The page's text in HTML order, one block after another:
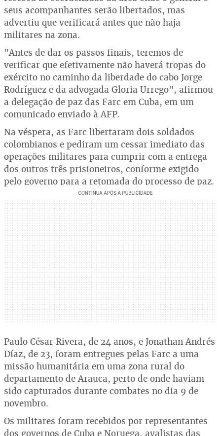
seus acompanhantes serão libertados, mas
advertiu que verificará antes que não haja
militares na zona.
"Antes de dar os passos finais, teremos de
verificar que efetivamente não haverá tropas do
exército no caminho da liberdade do cabo Jorge
Rodríguez e da advogada Gloria Urrego", afirmou
a delegação de paz das Farc em Cuba, em um
comunicado enviado à AFP.
Na véspera, as Farc libertaram dois soldados
colombianos e pediram um cessar imediato das
operações militares para cumprir com a entrega
dos outros três prisioneiros, conforme exigido
pelo governo para a retomada do processo de paz.
Paulo César Rivera, de 24 anos, e Jonathan Andrés
Díaz, de 23, foram entregues pelas Farc a uma
missão humanitária em uma zona rural do
departamento de Arauca, perto de onde haviam
sido capturados durante combates no dia 9 de
novembro.
Os militares foram recebidos por representantes
dos governos de Cuba e Noruega, avalistas das